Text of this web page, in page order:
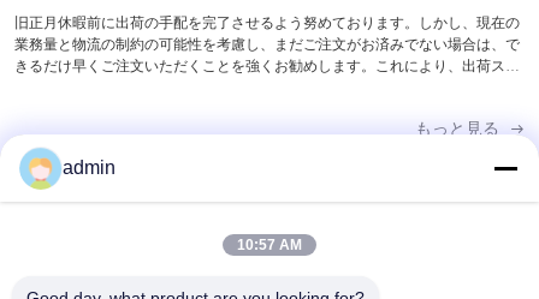
旧正月休暇前に出荷の手配を完了させるよう努めております。しかし、現在の
業務量と物流の制約の可能性を考慮し、まだご注文がお済みでない場合は、で
きるだけ早くご注文いただくことを強くお勧めします。これにより、出荷スケ
もっと見る
admin
10:57 AM